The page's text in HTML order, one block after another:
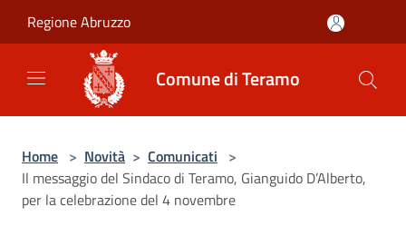
Regione Abruzzo
Comune di Teramo
Home > Novità > Comunicati >
Il messaggio del Sindaco di Teramo, Gianguido D’Alberto,
per la celebrazione del 4 novembre